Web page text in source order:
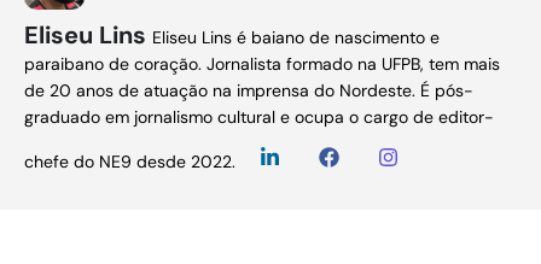
Eliseu Lins Eliseu Lins é baiano de nascimento e
paraibano de coração. Jornalista formado na UFPB, tem mais
de 20 anos de atuação na imprensa do Nordeste. É pós-
graduado em jornalismo cultural e ocupa o cargo de editor-
chefe do NE9 desde 2022.